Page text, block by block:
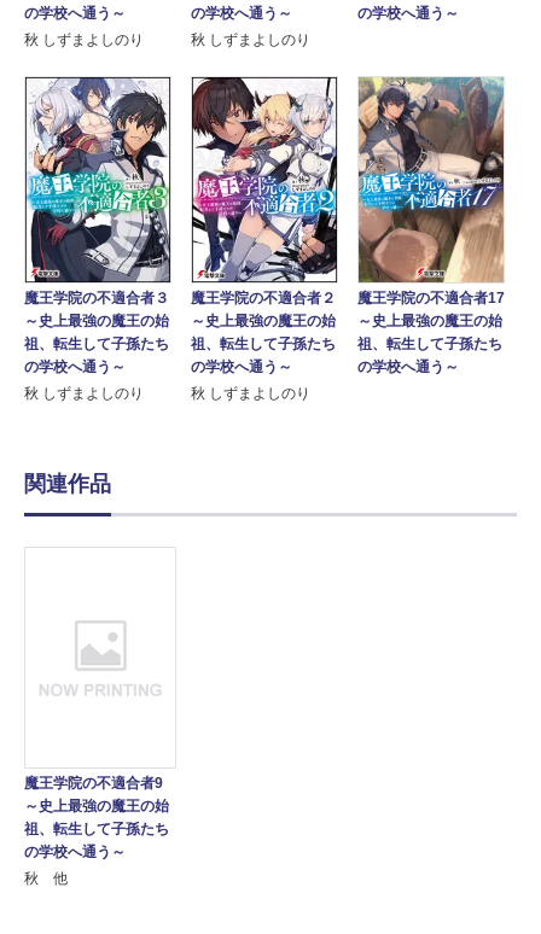
の学校へ通う～
秋 しずまよしのり
の学校へ通う～
秋 しずまよしのり
の学校へ通う～
魔王学院の不適合者３
～史上最強の魔王の始
祖、転生して子孫たち
の学校へ通う～
秋 しずまよしのり
魔王学院の不適合者２
～史上最強の魔王の始
祖、転生して子孫たち
の学校へ通う～
秋 しずまよしのり
魔王学院の不適合者17
～史上最強の魔王の始
祖、転生して子孫たち
の学校へ通う～
関連作品
魔王学院の不適合者9
～史上最強の魔王の始
祖、転生して子孫たち
の学校へ通う～
秋 他